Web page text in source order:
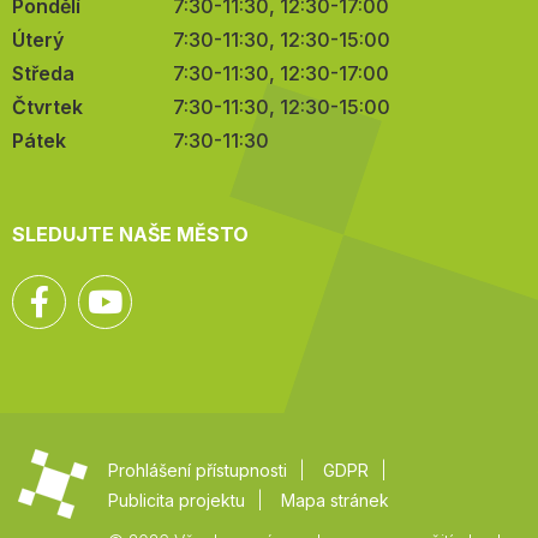
Pondělí
7:30-11:30, 12:30-17:00
Úterý
7:30-11:30, 12:30-15:00
Středa
7:30-11:30, 12:30-17:00
Čtvrtek
7:30-11:30, 12:30-15:00
Pátek
7:30-11:30
SLEDUJTE NAŠE MĚSTO
Facebook
Prohlášení přístupnosti
GDPR
Publicita projektu
Mapa stránek